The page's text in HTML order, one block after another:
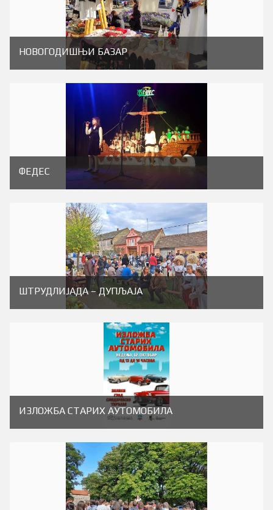
НОВОГОДИШЊИ БАЗАР
ФЕДЕС
ШТРУДЛИЈАДА – ДУПЉАЈА
ИЗЛОЖБА СТАРИХ АУТОМОБИЛА